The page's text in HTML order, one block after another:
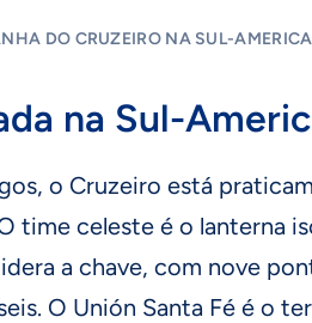
DO CRUZEIRO NA SUL-
na Sul-
o Cruzeiro está
time celeste é o lanterna
a chave, com nove
O Unión Santa Fé é o